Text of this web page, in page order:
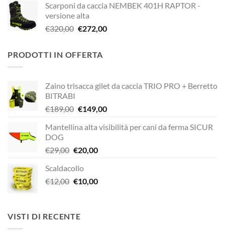
originale
era:
€338,90.
attuale
€249,00.
Scarponi da caccia NEMBEK 401H RAPTOR -
versione alta
€320,00 Il
era:
€272,00Il
PRODOTTI IN OFFERTA
Zaino trisacca gilet da caccia TRIO PRO + Berretto
BITRABI
€189,00 Il
originale
€189,00.
€149,00Il
attuale
Mantellina alta visibilità per cani da ferma SICUR
DOG
€29,00 Il
originale
era:
€20,00Il
è:
Scaldacollo
€12,00 Il
era:
€12,00.
€10,00Il
VISTI DI RECENTE